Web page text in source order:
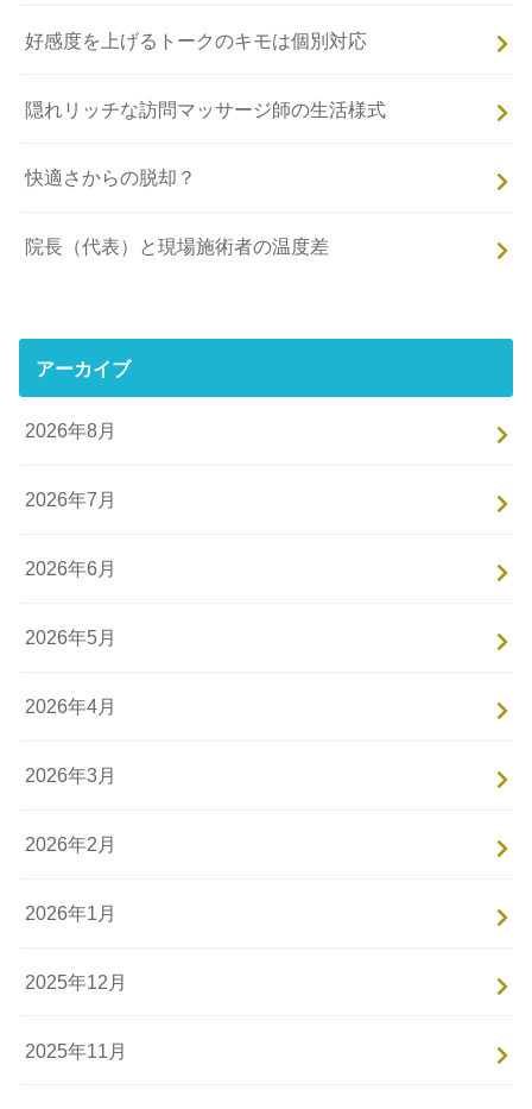
好感度を上げるトークのキモは個別対応
隠れリッチな訪問マッサージ師の生活様式
快適さからの脱却？
院長（代表）と現場施術者の温度差
アーカイブ
2026年8月
2026年7月
2026年6月
2026年5月
2026年4月
2026年3月
2026年2月
2026年1月
2025年12月
2025年11月